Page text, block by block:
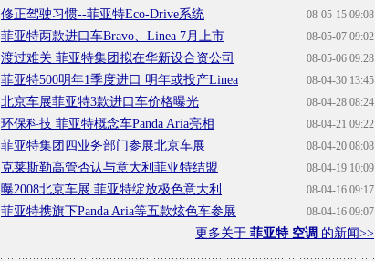
08-05-15 09:08
修正驾驶习惯--菲亚特Eco-Drive系统
08-05-07 09:02
菲亚特两款进口车Bravo、Linea 7月上市
08-05-06 09:28
渡过难关 菲亚特集团拟在华新设合资公司
08-04-30 13:45
菲亚特500明年1季度进口 明年或投产Linea
08-04-28 08:24
北京车展菲亚特3款进口车价格曝光
08-04-21 09:22
环保科技 菲亚特概念车Panda Aria亮相
08-04-20 08:08
菲亚特集团四业务部门参展北京车展
08-04-19 10:09
克莱斯勒高管否认与意大利菲亚特结盟
08-04-16 09:17
曝2008北京车展 菲亚特绽放极色意大利
08-04-16 09:07
菲亚特携旗下Panda Aria等五款炫色车参展
更多关于 菲亚特 空调 的新闻>>